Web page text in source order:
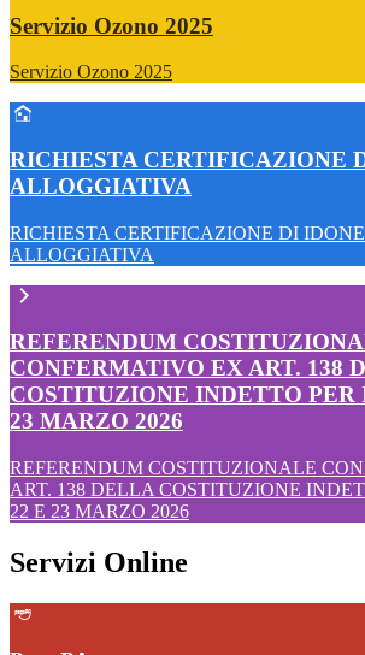
Servizio Ozono 2025
Servizio Ozono 2025
RICHIESTA CERTIFICAZIONE
ALLOGGIATIVA
RICHIESTA CERTIFICAZIONE DI
ALLOGGIATIVA
REFERENDUM
CONFERMATIVO EX ART. 138
COSTITUZIONE INDETTO PER
23 MARZO 2026
REFERENDUM COSTITUZIONALE
ART. 138 DELLA COSTITUZIONE
22 E 23 MARZO 2026
Servizi Online